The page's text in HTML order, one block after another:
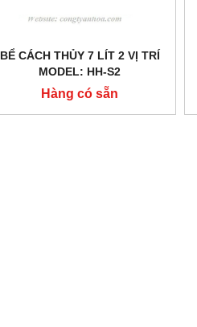
BỂ CÁCH THỦY 7 LÍT 2 VỊ TRÍ
MODEL: HH-S2
Hàng có sẵn